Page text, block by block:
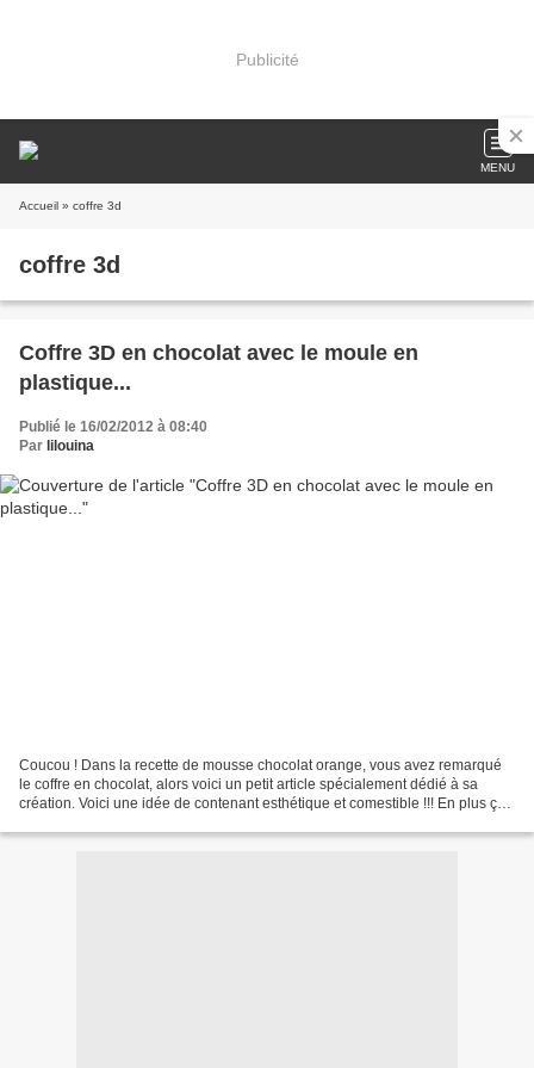
Publicité
MENU
Accueil » coffre 3d
coffre 3d
Coffre 3D en chocolat avec le moule en
plastique...
Publié le 16/02/2012 à 08:40
Par lilouina
Coucou ! Dans la recette de mousse chocolat orange, vous avez remarqué
le coffre en chocolat, alors voici un petit article spécialement dédié à sa
création. Voici une idée de contenant esthétique et comestible !!! En plus ça